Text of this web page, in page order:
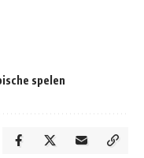
spelen